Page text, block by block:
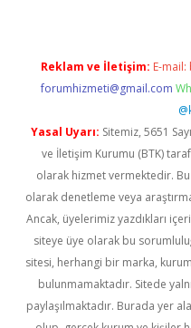
Reklam ve İletişim: E-mail:
forumhizmeti@gmail.com
Yasal Uyarı: Sitemiz, 5651
ve İletişim Kurumu (BTK)
olarak hizmet vermektedir.
olarak denetleme veya
Ancak, üyelerimiz yazdıkları
siteye üye olarak bu
sitesi, herhangi bir marka,
bulunmamaktadır. Sitede
paylaşılmaktadır. Burada yer